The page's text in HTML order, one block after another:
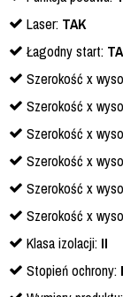
Laser: TAK
Łagodny start:
Szerokość x
Szerokość x
Szerokość x
Szerokość x
Szerokość x
Szerokość x
Klasa izolacji: II
Stopień ochrony: